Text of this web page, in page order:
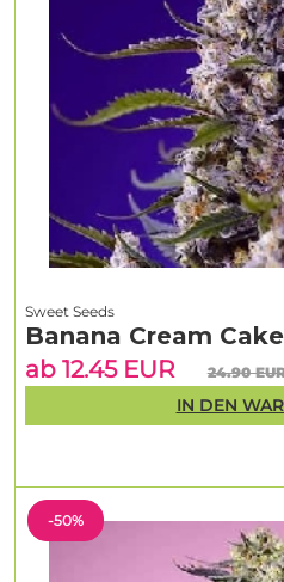
-50%
Sweet Seeds
Banana Cream
ab 12.45 EUR
24.90
IN DEN